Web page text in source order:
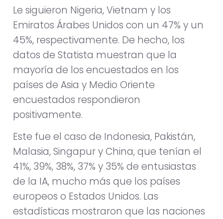
Le siguieron Nigeria, Vietnam y los
Emiratos Árabes Unidos con un 47% y un
45%, respectivamente. De hecho, los
datos de Statista muestran que la
mayoría de los encuestados en los
países de Asia y Medio Oriente
encuestados respondieron
positivamente.
Este fue el caso de Indonesia, Pakistán,
Malasia, Singapur y China, que tenían el
41%, 39%, 38%, 37% y 35% de entusiastas
de la IA, mucho más que los países
europeos o Estados Unidos. Las
estadísticas mostraron que las naciones